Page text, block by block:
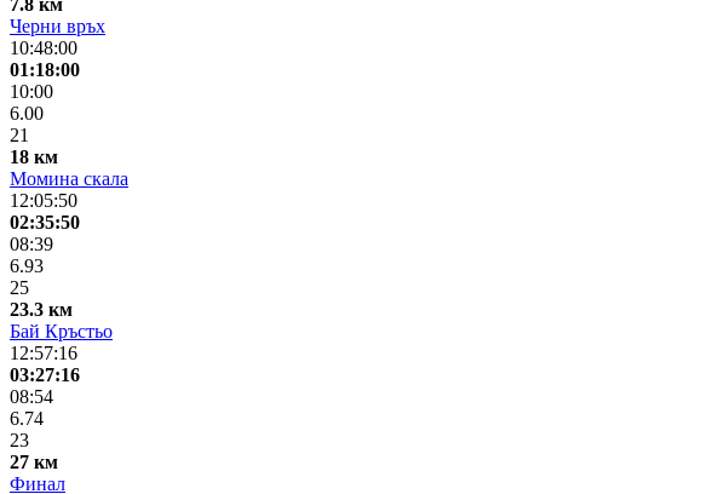
Черни връх
10:48:00
01:18:00
10:00
6.00
21
18 км
Момина скала
12:05:50
02:35:50
08:39
6.93
25
23.3 км
Бай Кръстьо
12:57:16
03:27:16
08:54
6.74
23
27 км
Финал